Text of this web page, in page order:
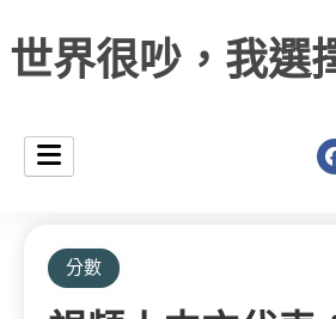
世界很吵，我選
分數